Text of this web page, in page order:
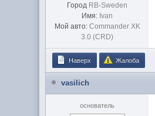
Город RB-Sweden
Имя: Ivan
Мой авто: Commander XK
3.0 (CRD)
Наверх Жалоба
vasilich
основатель